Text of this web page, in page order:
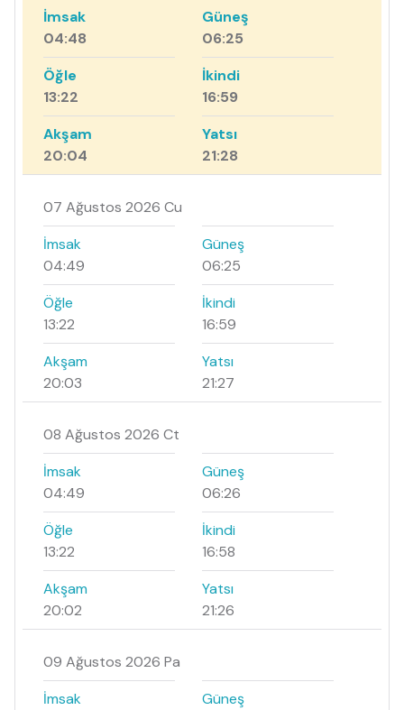
İmsak
04:48
Güneş
06:25
Öğle
13:22
İkindi
16:59
Akşam
20:04
Yatsı
21:28
07 Ağustos 2026 Cu
İmsak
04:49
Güneş
06:25
Öğle
13:22
İkindi
16:59
Akşam
20:03
Yatsı
21:27
08 Ağustos 2026 Ct
İmsak
04:49
Güneş
06:26
Öğle
13:22
İkindi
16:58
Akşam
20:02
Yatsı
21:26
09 Ağustos 2026 Pa
İmsak
Güneş